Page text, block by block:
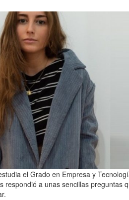
el Grado en Empresa y
respondió a unas sencillas preguntas